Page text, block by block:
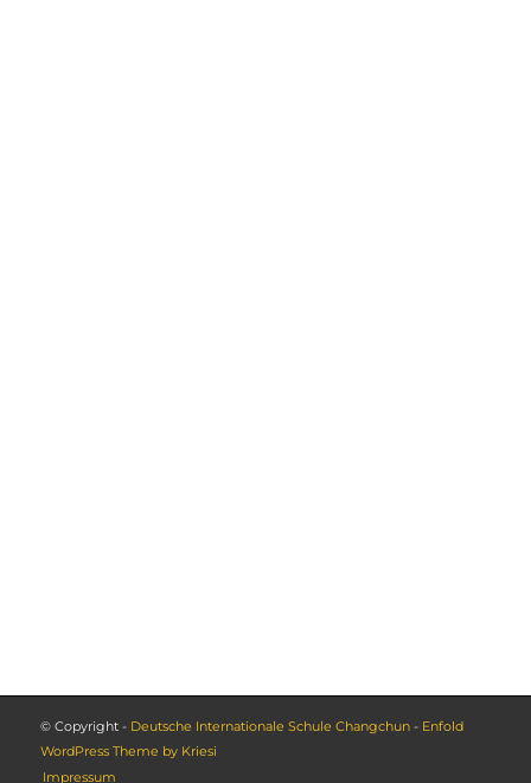
© Copyright - Deutsche Internationale Schule Changchun- Enfold
WordPress Theme by Kriesi
Impressum